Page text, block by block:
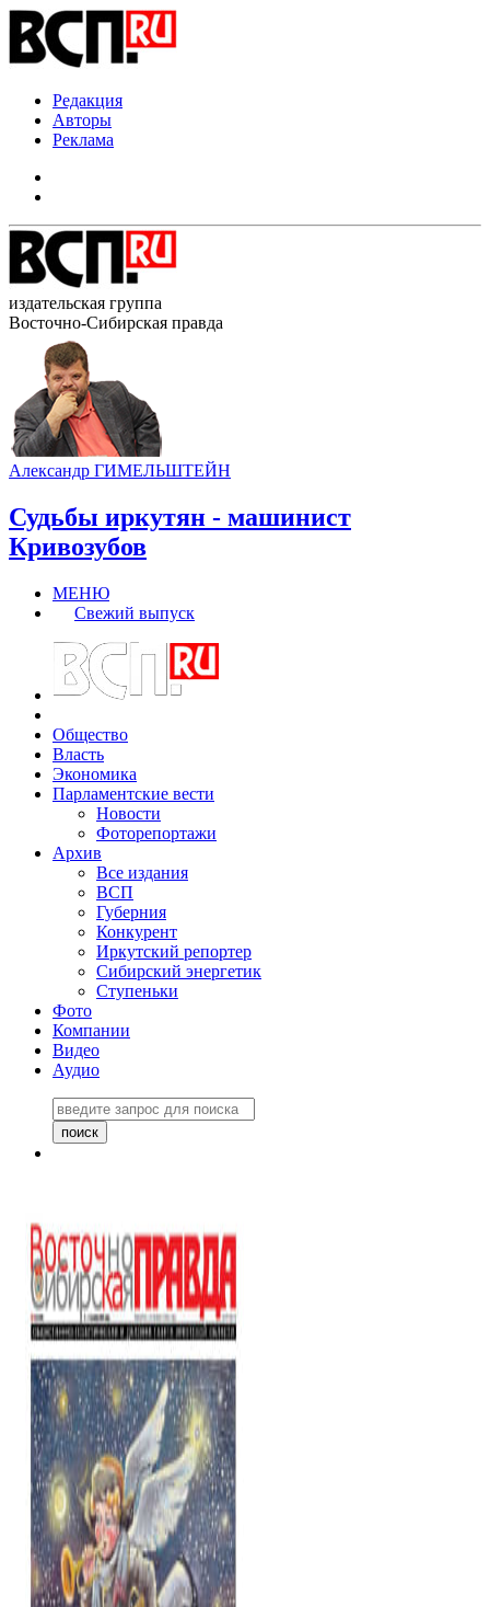
Редакция
Авторы
Реклама
издательская группа
Восточно-Сибирская правда
Александр ГИМЕЛЬШТЕЙН
Судьбы иркутян - машинист
Кривозубов
МЕНЮ
Свежий выпуск
Общество
Власть
Экономика
Парламентские вести
Новости
Фоторепортажи
Архив
Все издания
ВСП
Губерния
Конкурент
Иркутский репортер
Сибирский энергетик
Ступеньки
Фото
Компании
Видео
Аудио